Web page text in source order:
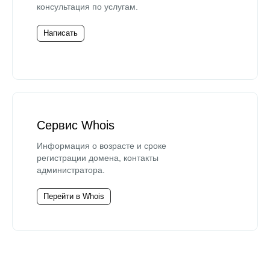
консультация по услугам.
Написать
Сервис Whois
Информация о возрасте и сроке
регистрации домена, контакты
администратора.
Перейти в Whois